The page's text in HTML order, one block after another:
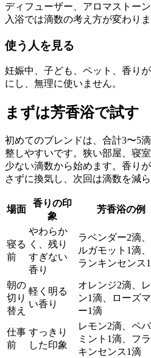
ディフューザー、アロマストー
入浴では滴数の考え方が変わりま
使う人を見る
妊娠中、子ども、ペット、香り
にし、無理に使いません。
まずは芳香浴で試す
初めてのブレンドは、合計3〜5
整しやすいです。狭い部屋、寝
少ない滴数から始めます。香り
さずに換気し、次回は滴数を減ら
場面
香りの印
象
芳香浴の例
寝る
前
やわらか
く、残り
すぎない
香り
ラベンダー2滴
ルガモット1滴
ランキンセンス
朝の
切り
替え
軽く明る
い香り
オレンジ2滴、
ン1滴、ローズマ
ー1滴
仕事
前
すっきり
した印象
レモン2滴、ペ
ミント1滴、フ
キンセンス1滴